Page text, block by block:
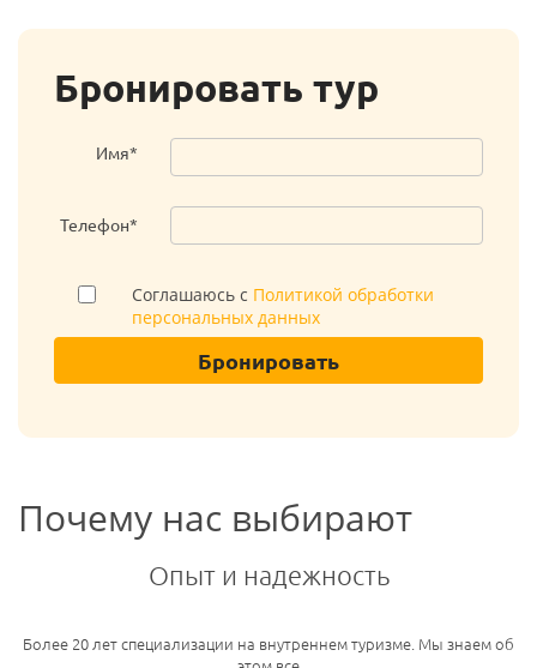
Бронировать тур
Имя*
Телефон*
Соглашаюсь с Политикой обработки
персональных данных
Бронировать
Почему нас выбирают
Опыт и надежность
Более 20 лет специализации на внутреннем туризме. Мы знаем об